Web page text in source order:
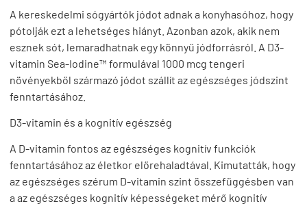
A kereskedelmi sógyártók jódot adnak a konyhasóhoz, hogy
pótolják ezt a lehetséges hiányt. Azonban azok, akik nem
esznek sót, lemaradhatnak egy könnyű jódforrásról. A D3-
vitamin Sea-Iodine™ formulával 1000 mcg tengeri
növényekből származó jódot szállít az egészséges jódszint
fenntartásához.
D3-vitamin és a kognitív egészség
A D-vitamin fontos az egészséges kognitív funkciók
fenntartásához az életkor előrehaladtával. Kimutatták, hogy
az egészséges szérum D-vitamin szint összefüggésben van
a az egészséges kognitív képességeket mérő kognitív